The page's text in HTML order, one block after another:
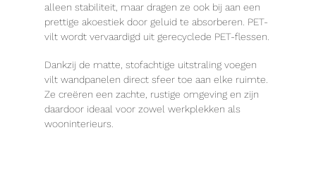
alleen stabiliteit, maar dragen ze ook bij aan een
prettige akoestiek door geluid te absorberen. PET-
vilt wordt vervaardigd uit gerecyclede PET-flessen.
Dankzij de matte, stofachtige uitstraling voegen
vilt wandpanelen direct sfeer toe aan elke ruimte.
Ze creëren een zachte, rustige omgeving en zijn
daardoor ideaal voor zowel werkplekken als
wooninterieurs.